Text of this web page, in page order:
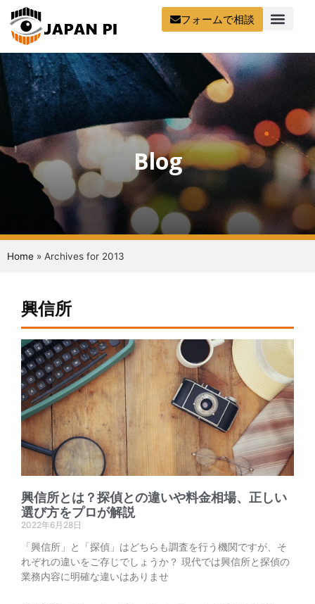
フォームで相談
Blog
Home » Archives for 2013
興信所
興信所とは？探偵との違いや料金相場、正しい
選び方をプロが解説
2022年6月28日
「興信所」と「探偵」はどちらも調査を行う機関ですが、そ
れぞれの違いをご存じでしょうか？ 現代では興信所と探偵の
業務内容に明確な違いはありませ